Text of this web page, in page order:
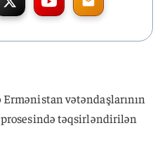
vətəndaşlarının
təqsirləndirilən